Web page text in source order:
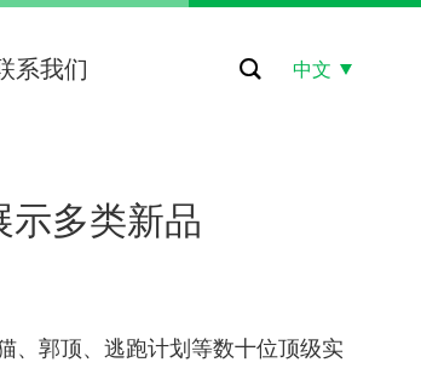
系我们 中文
示多类新品
、郭顶、逃跑计划等数十位顶级实